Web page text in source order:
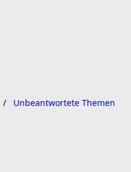
Unbeantwortete Themen